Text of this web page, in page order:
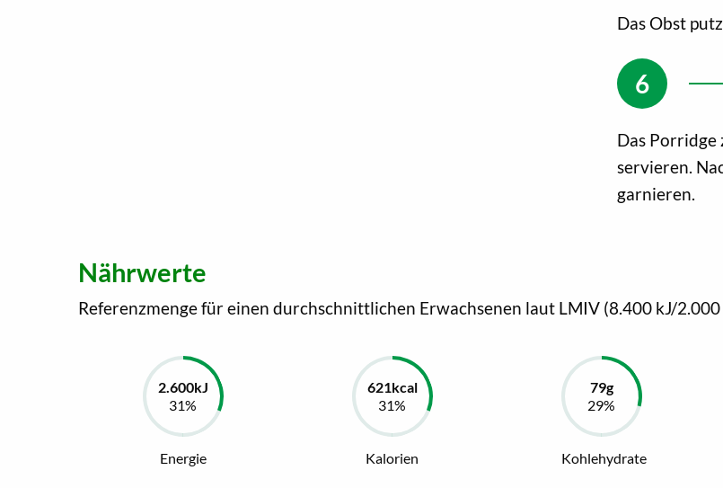
Das Obst
Das Porridge
servieren.
garnieren.
Nährwerte
Referenzmenge für einen durchschnittlichen Erwachsenen laut LMIV (8.400 kJ/2.000
Energie Kalorien Kohlehydrate